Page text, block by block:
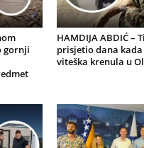
gornji
HAMDIJA ABDIĆ –
prisjetio dana kada
viteška krenula u